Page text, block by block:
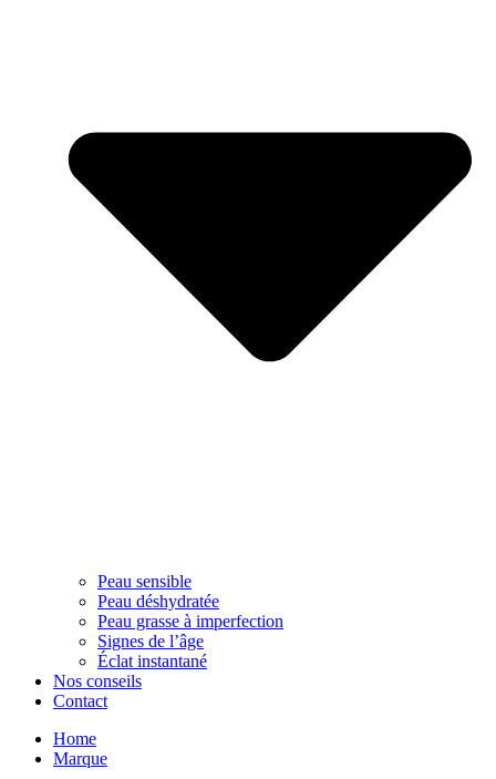
Peau sensible
Peau déshydratée
Peau grasse à imperfection
Signes de l’âge
Éclat instantané
Nos conseils
Contact
Home
Marque